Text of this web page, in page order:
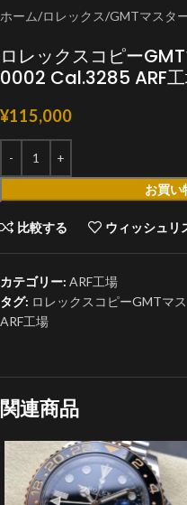
ホーム ロレックス GMTマスタ
ロレックスコピー
0002 Cal.3285 ARF
¥115,000
お買い
比較する ウィッシュリ
カテゴリー: ARF工場
タグ: ロレックスコピーGMTマ
ARF工場
関連商品